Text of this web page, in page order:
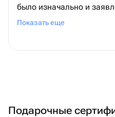
было изначально и
товара. Цена-качество на
Показать еще
Подарочные